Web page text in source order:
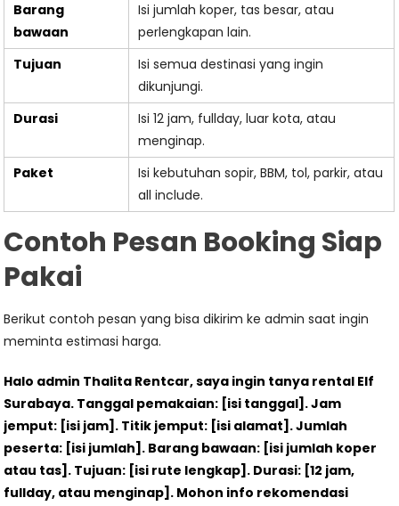
Barang
bawaan
Isi jumlah koper, tas besar, atau
perlengkapan lain.
Tujuan
Isi semua destinasi yang ingin
dikunjungi.
Durasi
Isi 12 jam, fullday, luar kota, atau
menginap.
Paket
Isi kebutuhan sopir, BBM, tol, parkir, atau
all include.
Contoh Pesan Booking Siap
Pakai
Berikut contoh pesan yang bisa dikirim ke admin saat ingin
meminta estimasi harga.
Halo admin Thalita Rentcar, saya ingin tanya rental Elf
Surabaya. Tanggal pemakaian: [isi tanggal]. Jam
jemput: [isi jam]. Titik jemput: [isi alamat]. Jumlah
peserta: [isi jumlah]. Barang bawaan: [isi jumlah koper
atau tas]. Tujuan: [isi rute lengkap]. Durasi: [12 jam,
fullday, atau menginap]. Mohon info rekomendasi